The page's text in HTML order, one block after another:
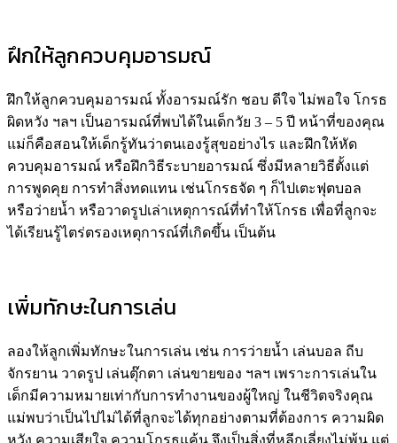
ฝึกให้ลูกควบคุมอารมณ์
ฝึกให้ลูกควบคุมอารมณ์ ทั้งอารมณ์รัก ชอบ ดีใจ ไม่พอใจ โกรธ
ผิดหวัง ฯลฯ เป็นอารมณ์ที่พบได้ในเด็กวัย 3 – 5 ปี หน้าที่ของคุณ
แม่ก็คือสอนให้เด็กรู้ทันว่าตนเองรู้สุขอย่างไร และฝึกให้หัด
ควบคุมอารมณ์ หรือฝึกวิธีระบายอารมณ์ ซึ่งมีหลายวิธีตั้งแต่
การพูดคุย การทำสิ่งทดแทน เช่นโกรธจัด ๆ ก็ไปเตะฟุตบอล
หรือว่ายน้ำ หรือวาดรูปเล่าเหตุการณ์ที่ทำให้โกรธ เพื่อที่ลูกจะ
ได้เรียนรู้ไตร่ตรองเหตุการณ์ที่เกิดขึ้น เป็นต้น
เพิ่มทักษะในการเล่น
ลองให้ลูกเพิ่มทักษะในการเล่น เช่น การว่ายน้ำ เล่นบอล ถีบ
จักรยาน วาดรูป เล่นตุ๊กตา เล่นขายของ ฯลฯ เพราะการเล่นใน
เด็กมีความหมายเท่ากับการทำงานของผู้ใหญ่ ในชีวิตจริงคุณ
แม่พบว่าเป็นไปไม่ได้ที่ลูกจะได้ทุกอย่างตามที่ต้องการ ความผิด
หวัง ความเสียใจ ความโกรธแค้น จึงเป็นสิ่งที่หลีกเลี่ยงไม่พ้น แต่